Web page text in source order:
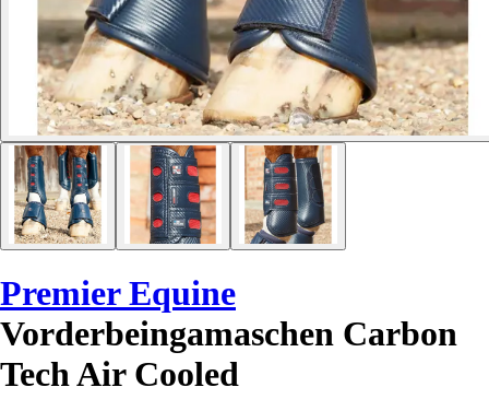
Premier Equine
Vorderbeingamaschen Carbon
Tech Air Cooled